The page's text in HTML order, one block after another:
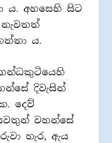
ය. අහසෙහි සිට
ය.
ගන්ධකුටියෙහි
දිවැසින්
දෙව්
වහන්සේ
හැර, ඇය